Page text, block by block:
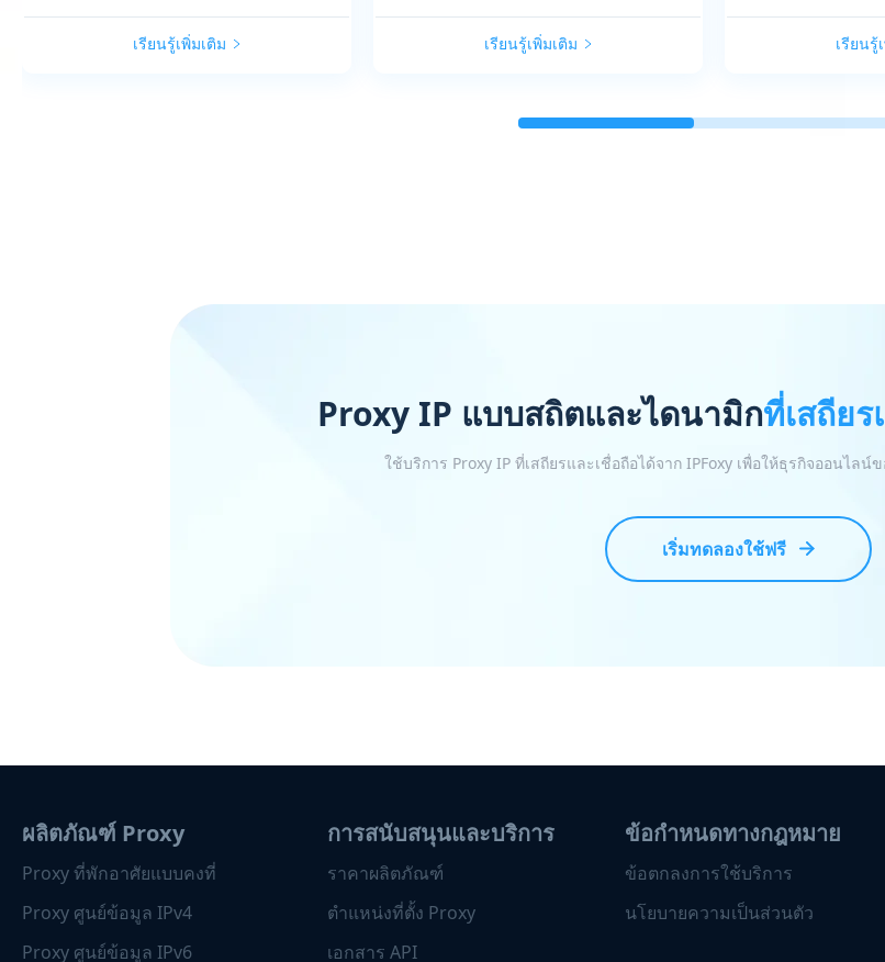
เรียนรู้เพิ่มเติม เรียนรู้เพิ่มเติม เรียนรู้
Proxy IP แบบสถิตและไดนามิกที่เสถียร
ใช้บริการ Proxy IP ที่เสถียรและเชื่อถือได้จาก IPFoxy เพื่อให้ธุรกิจออนไลน์
เริ่มทดลองใช้ฟรี
ผลิตภัณฑ์ Proxy
Proxy ที่พักอาศัยแบบคงที่
Proxy ศูนย์ข้อมูล IPv4
Proxy ศูนย์ข้อมูล IPv6
การสนับสนุนและบริการ
ราคาผลิตภัณฑ์
ตำแหน่งที่ตั้ง Proxy
เอกสาร API
ข้อกำหนดทางกฎหมาย
ข้อตกลงการใช้บริการ
นโยบายความเป็นส่วนตัว